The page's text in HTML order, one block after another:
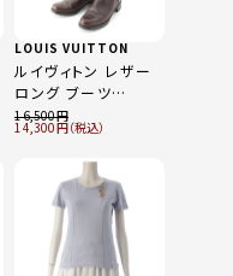
LOUIS VUITTON
ルイヴィトン レザー
ロング ブーツ
NQ0048 ブラウン
36
16,500
14,300